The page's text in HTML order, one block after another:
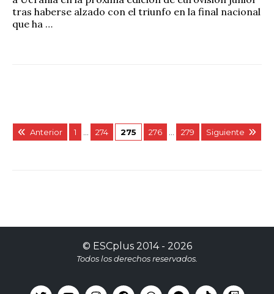
tras haberse alzado con el triunfo en la final nacional
que ha …
Anterior 1 274 275 276 279 Siguiente
© ESCplus2014 - 2026
Todos los derechos reservados.